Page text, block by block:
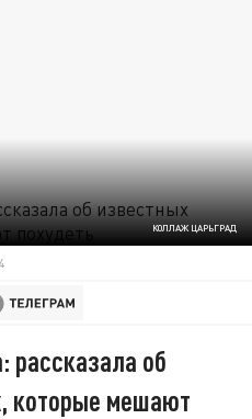
КОЛЛАЖ ЦАРЬГРАД
рассказала об
которые мешают